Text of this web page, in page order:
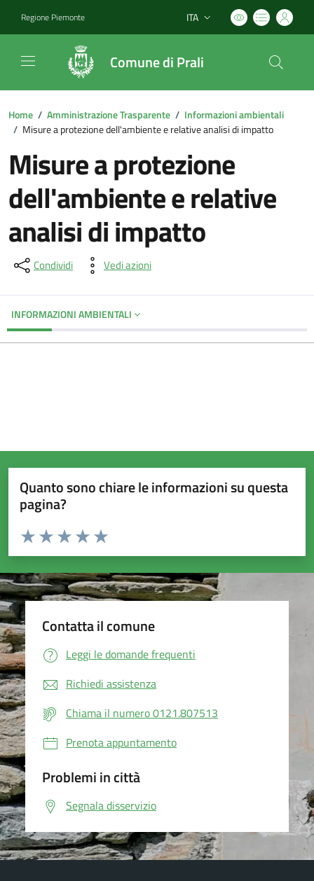
Regione Piemonte Lingua attiva:
ITA
Comune di Prali
Home / Amministrazione Trasparente / Informazioni ambientali
/ Misure a protezione dell'ambiente e relative analisi di impatto
Misure a protezione
dell'ambiente e relative
analisi di impatto
Condividi Vedi azioni
INFORMAZIONI AMBIENTALI
Quanto sono chiare le informazioni su questa
pagina?
Valuta da 1 a 5 stelle la pagina
Valuta 5 stelle su 5
Valuta 4 stelle su 5
Valuta 3 stelle su 5
Valuta 2 stelle su 5
Valuta 1 stelle su 5
Contatta il comune
Leggi le domande frequenti
Richiedi assistenza
Chiama il numero 0121.807513
Prenota appuntamento
Problemi in città
Segnala disservizio